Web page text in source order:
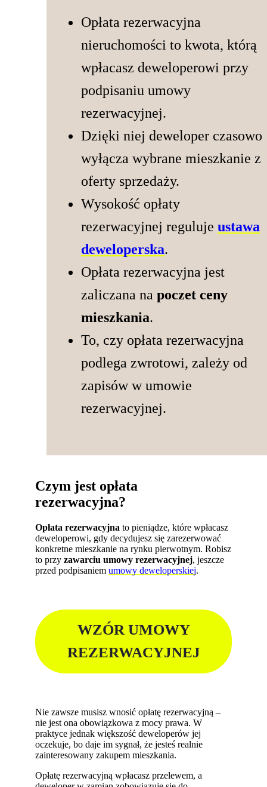
Opłata rezerwacyjna
nieruchomości to kwota, którą
wpłacasz deweloperowi przy
podpisaniu umowy
rezerwacyjnej.
Dzięki niej deweloper czasowo
wyłącza wybrane mieszkanie z
oferty sprzedaży.
Wysokość opłaty
rezerwacyjnej reguluje ustawa
deweloperska.
Opłata rezerwacyjna jest
zaliczana na poczet ceny
mieszkania.
To, czy opłata rezerwacyjna
podlega zwrotowi, zależy od
zapisów w umowie
rezerwacyjnej.
Czym jest opłata
rezerwacyjna?
Opłata rezerwacyjna to pieniądze, które wpłacasz
deweloperowi, gdy decydujesz się zarezerwować
konkretne mieszkanie na rynku pierwotnym. Robisz
to przyzawarciu umowy rezerwacyjnej, jeszcze
przed podpisaniemumowy deweloperskiej.
WZÓR UMOWY
REZERWACYJNEJ
Nie zawsze musisz wnosić opłatę rezerwacyjną –
nie jest ona obowiązkowa z mocy prawa. W
praktyce jednak większość deweloperów jej
oczekuje, bo daje im sygnał, że jesteś realnie
zainteresowany zakupem mieszkania.
Opłatę rezerwacyjną wpłacasz przelewem, a